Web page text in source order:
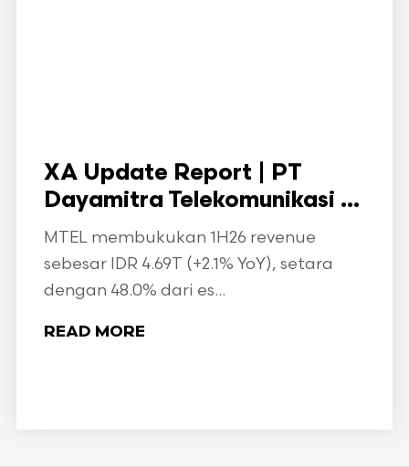
XA Update Report | PT
Dayamitra Telekomunikasi ...
MTEL membukukan 1H26 revenue
sebesar IDR 4.69T (+2.1% YoY), setara
dengan 48.0% dari es...
READ MORE